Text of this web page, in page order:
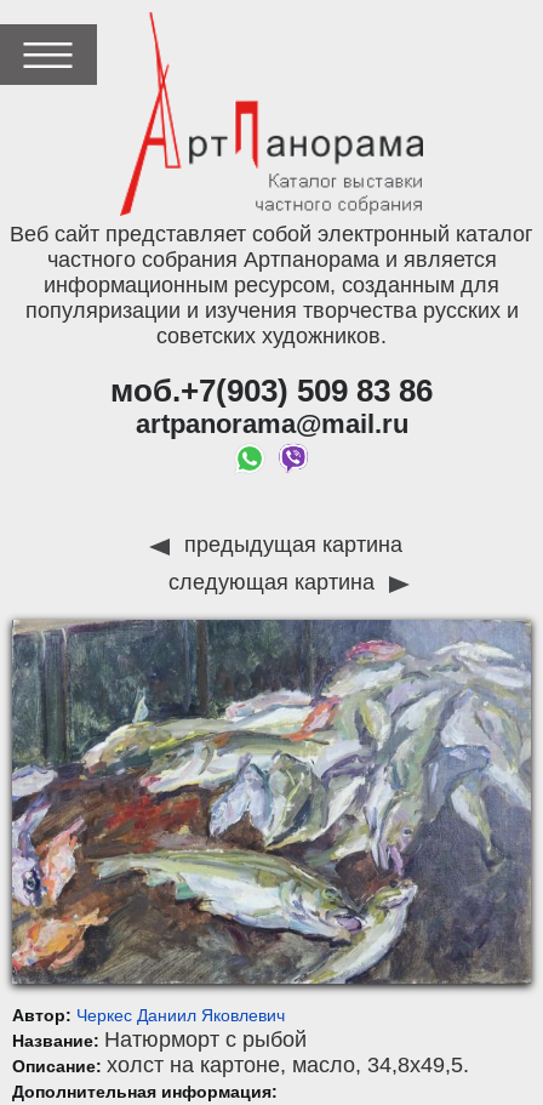
Веб сайт представляет собой электронный каталог
частного собрания Артпанорама и является
информационным ресурсом, созданным для
популяризации и изучения творчества русских и
советских художников.
моб.+7(903) 509 83 86
artpanorama@mail.ru
предыдущая картина
следующая картина
Автор: Черкес Даниил Яковлевич
Название: Натюрморт с рыбой
Описание: холст на картоне, масло, 34,8x49,5.
Дополнительная информация: